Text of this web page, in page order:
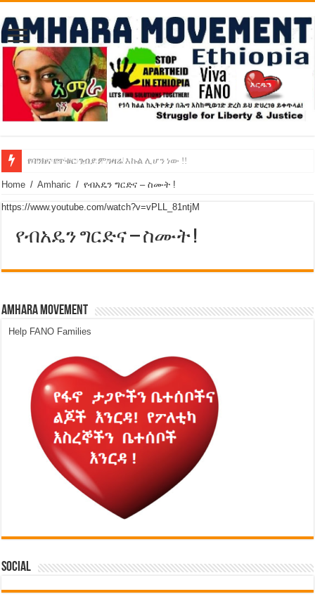
የባንክና የጥቁር ገብያ ምንዛሬ እኩል ሊሆን ነው !!
አሸንፈናል ! እንኳን ደስ አለን!
Home / Amharic / የብአዴን ግርድና – ስሙት !
https://www.youtube.com/watch?v=vPLL_81ntjM
የብአዴን ግርድና – ስሙት !
Amhara Movement
Help FANO Families
Social